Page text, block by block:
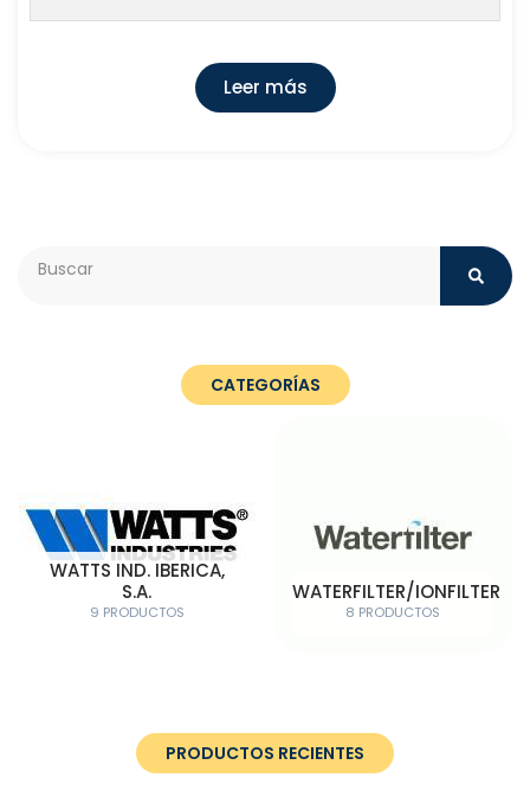
Leer más
CATEGORÍAS
WATTS IND. IBERICA,
S.A.
9 PRODUCTOS
WATERFILTER/IONFILTER
8 PRODUCTOS
PRODUCTOS RECIENTES